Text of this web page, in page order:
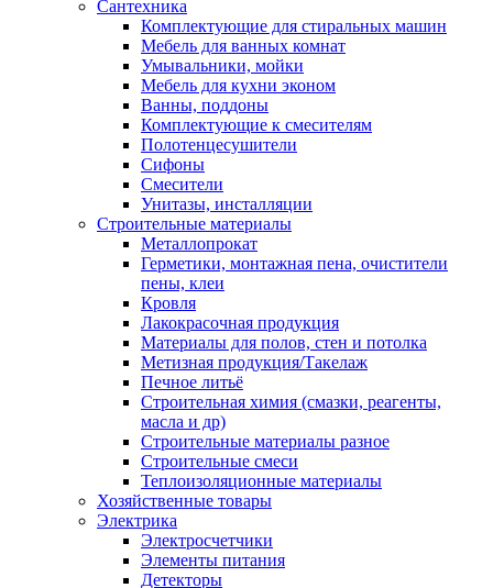
Сантехника
Комплектующие для стиральных машин
Мебель для ванных комнат
Умывальники, мойки
Мебель для кухни эконом
Ванны, поддоны
Комплектующие к смесителям
Полотенцесушители
Сифоны
Смесители
Унитазы, инсталляции
Строительные материалы
Металлопрокат
Герметики, монтажная пена, очистители
пены, клеи
Кровля
Лакокрасочная продукция
Материалы для полов, стен и потолка
Метизная продукция/Такелаж
Печное литьё
Строительная химия (смазки, реагенты,
масла и др)
Строительные материалы разное
Строительные смеси
Теплоизоляционные материалы
Хозяйственные товары
Электрика
Электросчетчики
Элементы питания
Детекторы